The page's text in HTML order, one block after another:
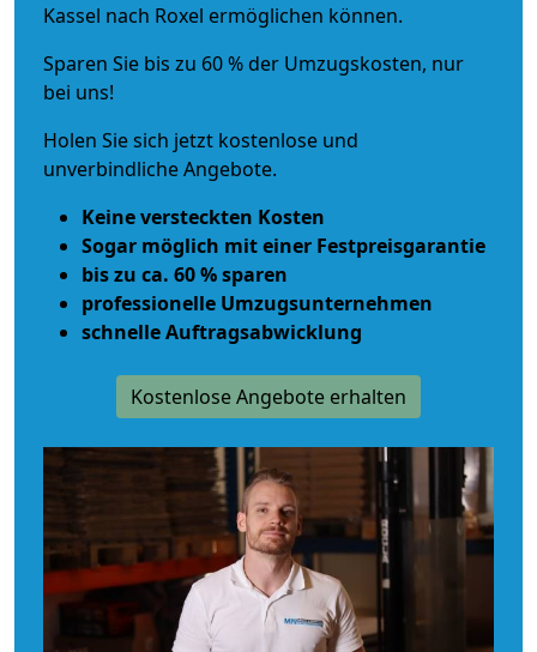
Kassel nach Roxel ermöglichen können.
Sparen Sie bis zu 60 % der Umzugskosten, nur
bei uns!
Holen Sie sich jetzt kostenlose und
unverbindliche Angebote.
Keine versteckten Kosten
Sogar möglich mit einer Festpreisgarantie
bis zu ca. 60 % sparen
professionelle Umzugsunternehmen
schnelle Auftragsabwicklung
Kostenlose Angebote erhalten